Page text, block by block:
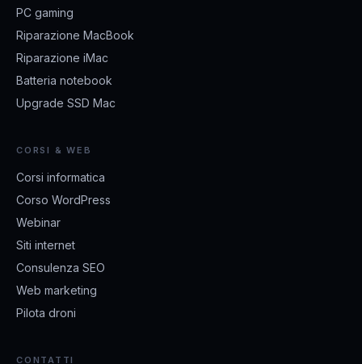
PC gaming
Riparazione MacBook
Riparazione iMac
Batteria notebook
Upgrade SSD Mac
CORSI & WEB
Corsi informatica
Corso WordPress
Webinar
Siti internet
Consulenza SEO
Web marketing
Pilota droni
CONTATTI